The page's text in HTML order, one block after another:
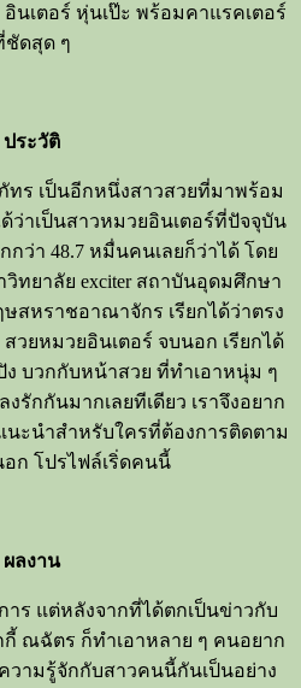
นเตอร์ หุ่นเป๊ะ พร้อมคาแรคเตอร์
ชัดสุด ๆ
ประวัติ
ทร เป็นอีกหนึ่งสาวสวยที่มาพร้อม
ว่าเป็นสาวหมวยอินเตอร์ที่ปัจจุบัน
กว่า 48.7 หมื่นคนเลยก็ว่าได้ โดย
ทยาลัย exciter สถาบันอุดมศึกษา
สหราชอาณาจักร เรียกได้ว่าตรง
สวยหมวยอินเตอร์ จบนอก เรียกได้
ง บวกกับหน้าสวย ที่ทำเอาหนุ่ม ๆ
รักกันมากเลยทีเดียว เราจึงอยาก
นะนำสำหรับใครที่ต้องการติดตาม
อก โปรไฟล์เริ่ดคนนี้
ผลงาน
าร แต่หลังจากที่ได้ตกเป็นข่าวกับ
ณฉัตร ก็ทำเอาหลาย ๆ คนอยาก
วามรู้จักกับสาวคนนี้กันเป็นอย่าง